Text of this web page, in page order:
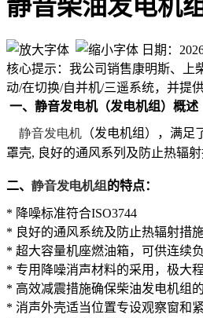
静音柴油发电机
日期：
核心提示：我公司销售康明斯、上
动/在切换/自并机/三遥系统，并提
一、静音发电机（发电机组）概述
静音发电机 （发电机组），满
罩壳, 良好的通风系列及防止热辐
二、 静音发电机组 的特点：
* 降噪标准符合ISO3744
* 良好的通风系统及防止热辐射措
* 超大容量机座燃油箱，可供连续
* 专用降噪消声材料的采用，极大
* 高效减震措施确保柴油发电机组
* 消声外壳适当位置专设观察窗和